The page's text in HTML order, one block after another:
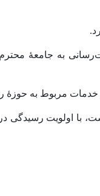
به جامعۀ
مربوط به حوزۀ
تاریخ 1404/10/25 در سامانۀ جامع